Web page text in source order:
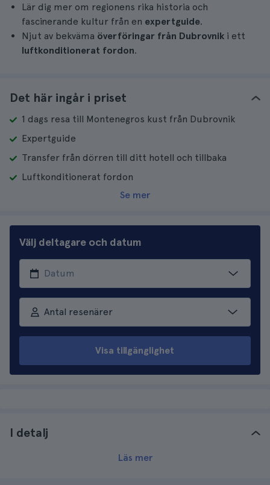
Lär dig mer om regionens rika historia och
fascinerande kultur från en expertguide.
Njut av bekväma överföringar från Dubrovnik i ett
luftkonditionerat fordon.
Det här ingår i priset
1 dags resa till Montenegros kust från Dubrovnik
Expertguide
Transfer från dörren till ditt hotell och tillbaka
Luftkonditionerat fordon
Se mer
Välj deltagare och datum
Antal resenärer
Visa tillgänglighet
I detalj
Läs mer